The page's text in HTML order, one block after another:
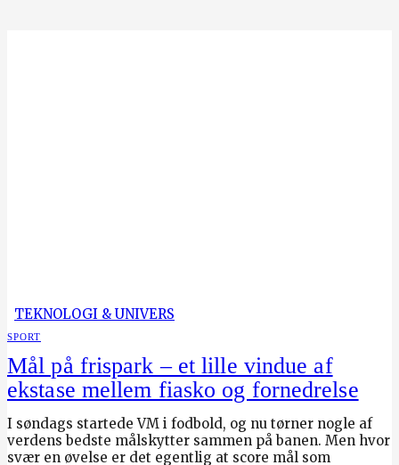
TEKNOLOGI & UNIVERS
SPORT
Mål på frispark – et lille vindue af
ekstase mellem fiasko og fornedrelse
I søndags startede VM i fodbold, og nu tørner nogle af
verdens bedste målskytter sammen på banen. Men hvor
svær en øvelse er det egentlig at score mål som